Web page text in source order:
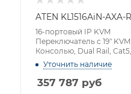
ATEN KL1516AiN-AXA-
16-портовый IP KVM
Переключатель с 19" KVM
Консолью, Dual Rail,
1280 x 1024, удал 1600x1200
Уточнить наличие
357 787 руб